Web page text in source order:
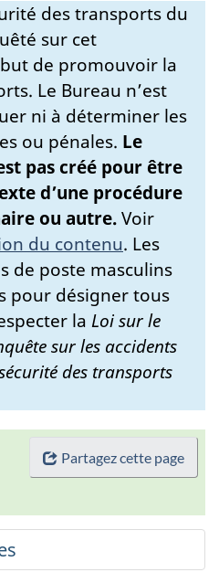
des transports du
sur cet
de promouvoir la
Le Bureau n’est
ni à déterminer les
ou pénales. Le
pas créé pour être
d’une procédure
ou autre.Voir
du contenu. Les
de poste masculins
pour désigner tous
la Loi sur le
sur les accidents
des transports
Partagez cette page